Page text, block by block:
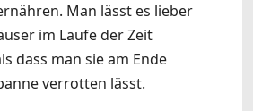
Man lässt es lieber
im Laufe der Zeit
dass man sie am Ende
verrotten lässt.